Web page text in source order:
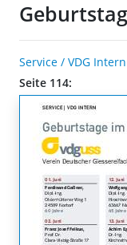
Service / VDG Intern
Seite 114: